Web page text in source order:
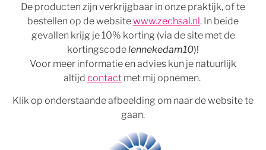
De producten zijn verkrijgbaar in onze praktijk, of te
bestellen op de websitewww.zechsal.nl. In beide
gevallen krijg je 10% korting (via de site met de
kortingscodelennekedam10)!
Voor meer informatie en advies kun je natuurlijk
altijd contact met mij opnemen.
Klik op onderstaande afbeelding om naar de website te
gaan.